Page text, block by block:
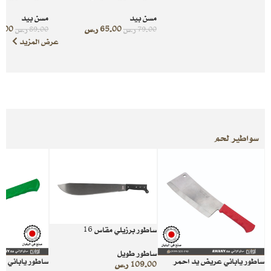
مسن بيد
79.00ر.س65.00 ر.س
مسن بيد
89.00ر.س
عرض المزيد
سواطير لحم
ساطور ياباني عريض يد احمر
ساطور برزيلي مقاس 16
ساطور طويل
109.00 ر.س
ساطور ياباني